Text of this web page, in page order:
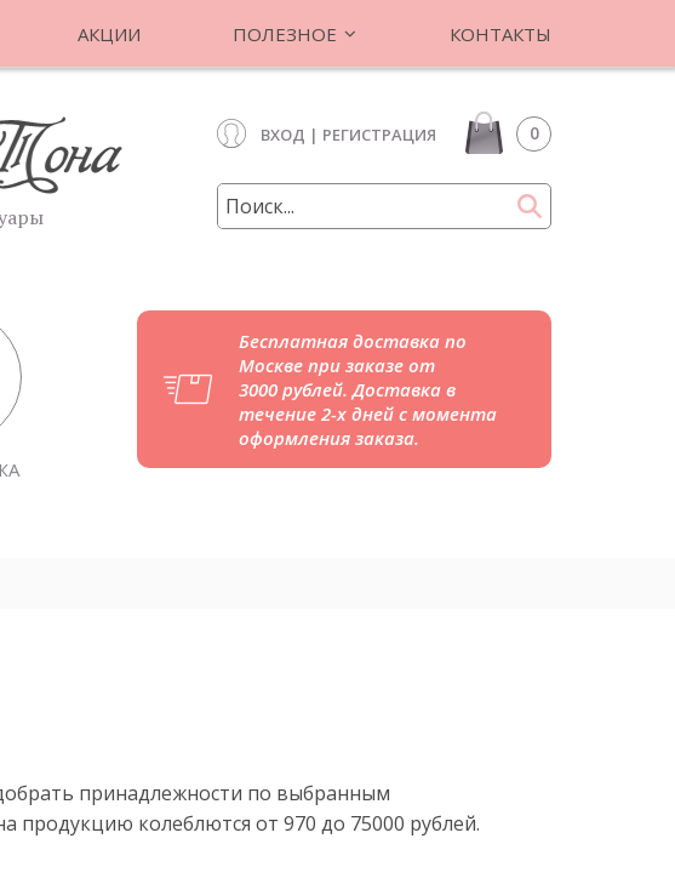
АКЦИИ ПОЛЕЗНОЕ КОНТАКТЫ
ВХОД | РЕГИСТРАЦИЯ 0
Бесплатная доставка по
Москве при заказе от
3000 рублей. Доставка в
течение 2-х дней с момента
оформления заказа.
принадлежности по выбранным
продукцию колеблются от 970 до 75000 рублей.